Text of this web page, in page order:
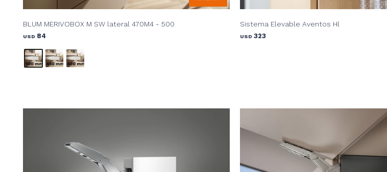
BLUM MERIVOBOX M SW lateral 470M4 - 500
USD 84
Sistema Elevable Aventos Hl
USD 323